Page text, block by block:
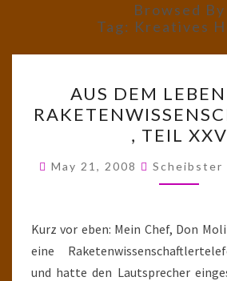
Browsed By
Tag: Kreatives
DEM
LEBEN
EINES
TEIL
AUS DEM
, TEIL XXV
May 21, 2008 Scheibster
Kurz vor eben: Mein Chef, Don
eine
und hatte den Lautsprecher